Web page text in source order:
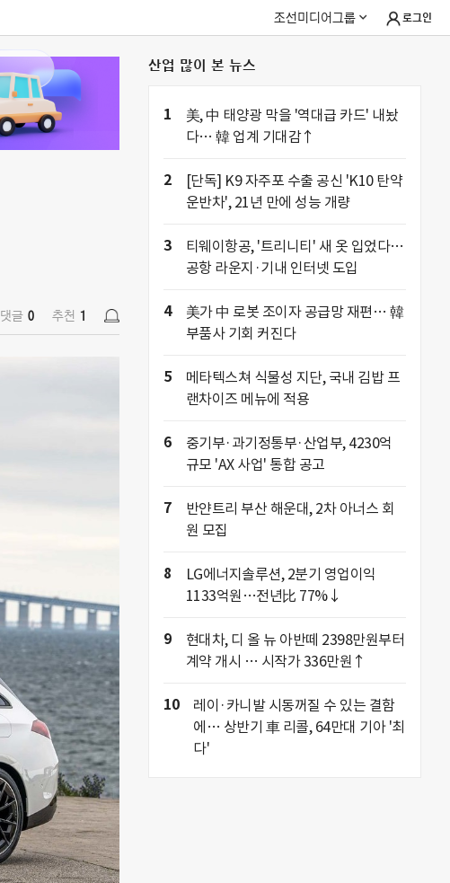
조선미디어그룹 로그인
댓글 0 추천 1
산업 많이 본 뉴스